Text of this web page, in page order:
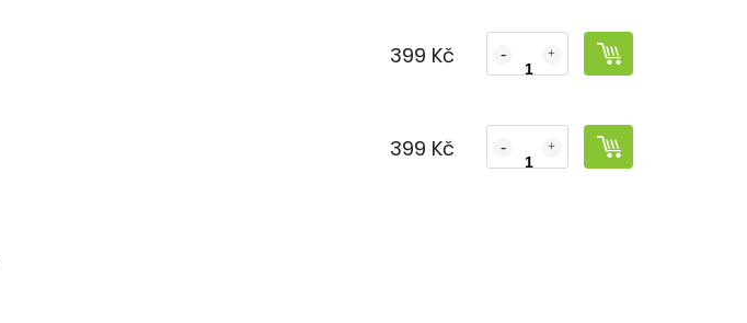
399 Kč
399 Kč